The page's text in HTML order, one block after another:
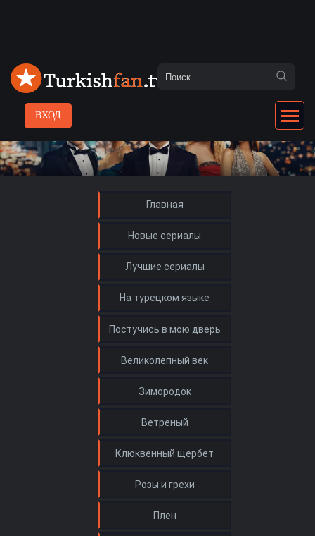
ВХОД
Главная
Новые сериалы
Лучшие сериалы
На турецком языке